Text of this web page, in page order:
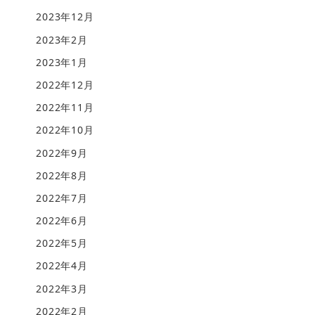
2023年12月
2023年2月
2023年1月
2022年12月
2022年11月
2022年10月
2022年9月
2022年8月
2022年7月
2022年6月
2022年5月
2022年4月
2022年3月
2022年2月